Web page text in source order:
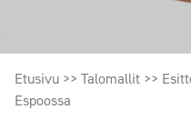
Etusivu >> Talomallit >>
Espoossa